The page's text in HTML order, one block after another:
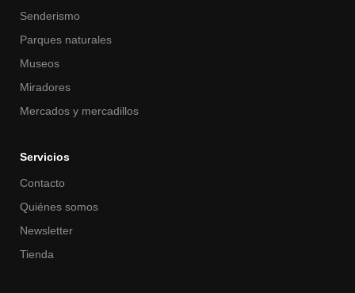
Senderismo
Parques naturales
Museos
Miradores
Mercados y mercadillos
Servicios
Contacto
Quiénes somos
Newsletter
Tienda